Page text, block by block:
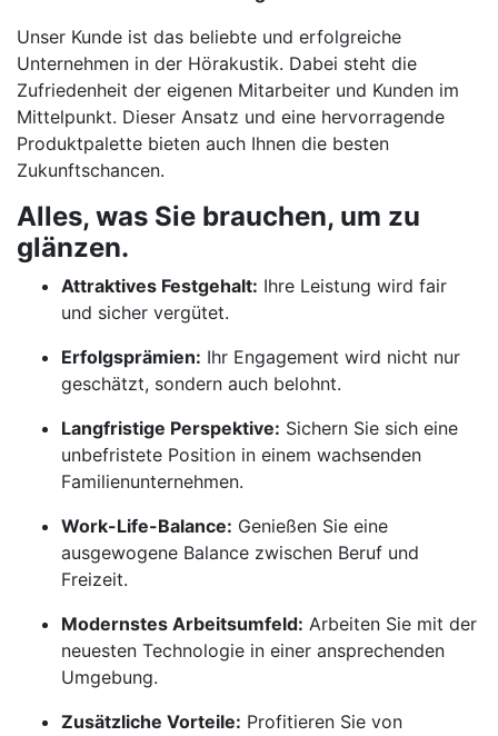
Unser Kunde ist das beliebte und erfolgreiche
Unternehmen in der Hörakustik. Dabei steht die
Zufriedenheit der eigenen Mitarbeiter und Kunden im
Mittelpunkt. Dieser Ansatz und eine hervorragende
Produktpalette bieten auch Ihnen die besten
Zukunftschancen.
Alles, was Sie brauchen, um zu
glänzen.
Attraktives Festgehalt: Ihre Leistung wird fair
und sicher vergütet.
Erfolgsprämien: Ihr Engagement wird nicht nur
geschätzt, sondern auch belohnt.
Langfristige Perspektive: Sichern Sie sich eine
unbefristete Position in einem wachsenden
Familienunternehmen.
Work-Life-Balance: Genießen Sie eine
ausgewogene Balance zwischen Beruf und
Freizeit.
Modernstes Arbeitsumfeld: Arbeiten Sie mit der
neuesten Technologie in einer ansprechenden
Umgebung.
Zusätzliche Vorteile: Profitieren Sie von